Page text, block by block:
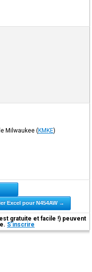
Milwaukee (KMKE)
Excel pour N454AW →
gratuite et facile !) peuvent
S'inscrire